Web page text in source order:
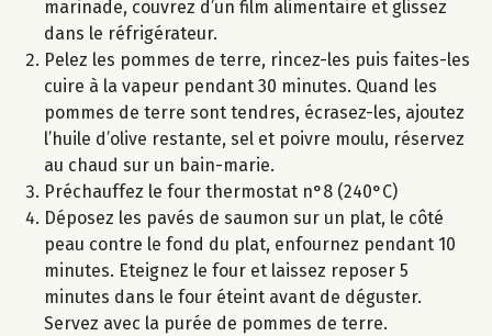
marinade, couvrez d’un film alimentaire et glissez
dans le réfrigérateur.
Pelez les pommes de terre, rincez-les puis faites-les
cuire à la vapeur pendant 30 minutes. Quand les
pommes de terre sont tendres, écrasez-les, ajoutez
l’huile d’olive restante, sel et poivre moulu, réservez
au chaud sur un bain-marie.
Préchauffez le four thermostat n°8 (240°C)
Déposez les pavés de saumon sur un plat, le côté
peau contre le fond du plat, enfournez pendant 10
minutes. Eteignez le four et laissez reposer 5
minutes dans le four éteint avant de déguster.
Servez avec la purée de pommes de terre.